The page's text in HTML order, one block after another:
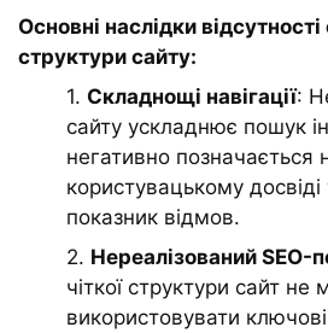
Основні наслідки
структури сайту:
1. Складнощі навігації:
сайту ускладнює пошук
негативно позначається
користувацькому досвіді
показник відмов.
2. Нереалізований SEO-
чіткої структури сайт
використовувати